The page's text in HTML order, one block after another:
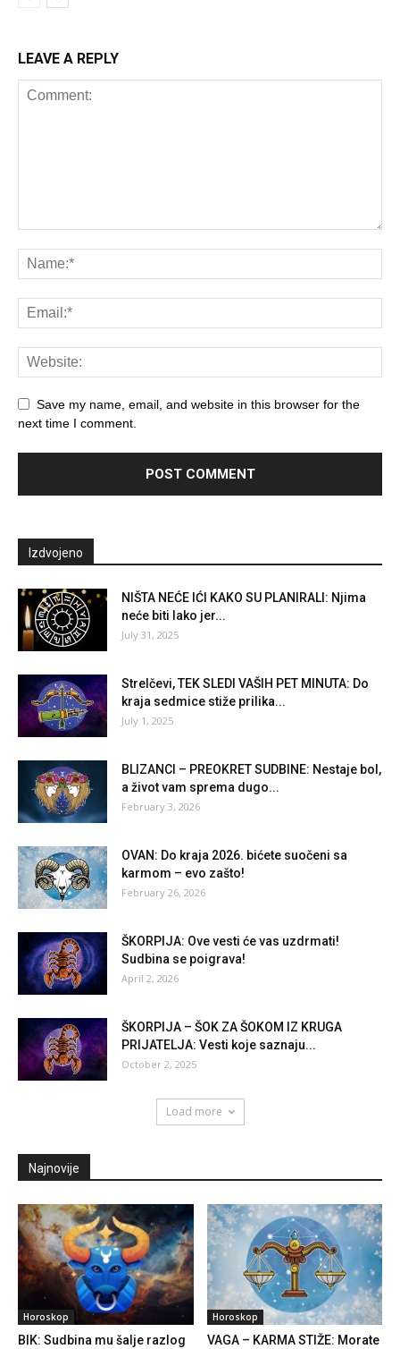
LEAVE A REPLY
Save my name, email, and website in this browser for the
next time I comment.
Izdvojeno
NIŠTA NEĆE IĆI KAKO SU PLANIRALI: Njima
neće biti lako jer...
July 31, 2025
Strelčevi, TEK SLEDI VAŠIH PET MINUTA: Do
kraja sedmice stiže prilika...
July 1, 2025
BLIZANCI – PREOKRET SUDBINE: Nestaje bol,
a život vam sprema dugo...
February 3, 2026
OVAN: Do kraja 2026. bićete suočeni sa
karmom – evo zašto!
February 26, 2026
ŠKORPIJA: Ove vesti će vas uzdrmati!
Sudbina se poigrava!
April 2, 2026
ŠKORPIJA – ŠOK ZA ŠOKOM IZ KRUGA
PRIJATELJA: Vesti koje saznaju...
October 2, 2025
Load more
Najnovije
Horoskop
BIK: Sudbina mu šalje razlog
Horoskop
VAGA – KARMA STIŽE: Morate